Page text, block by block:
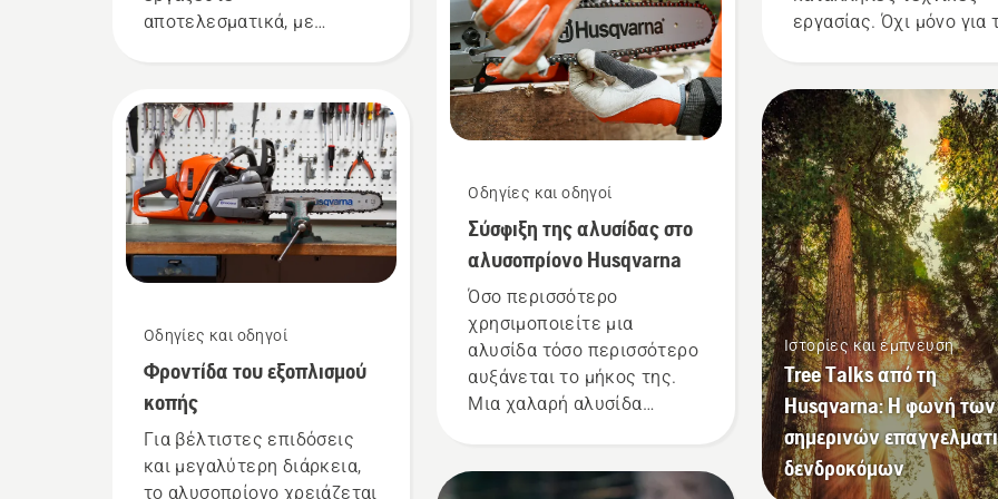
αποτελεσματικά, με
διευκολύνει τη διατήρηση
της αλυσίδας σε καλή
κατάσταση.
Οδηγίες και οδηγοί
Φροντίδα του εξοπλισμού
κοπής
Για βέλτιστες επιδόσεις
και μεγαλύτερη διάρκεια,
το αλυσοπρίονο χρειάζεται
Οδηγίες και οδηγοί
Σύσφιξη της αλυσίδας στο
αλυσοπρίονο Husqvarna
Όσο περισσότερο
χρησιμοποιείτε μια
αλυσίδα τόσο περισσότερο
αυξάνεται το μήκος της.
Μια χαλαρή αλυσίδα
σοβαρό ή ακόμα και
εργασίας. Όχι μόνο για
αλλά και για
αποτελεσματικότητα
την εργασία.
Ιστορίες και έμπνευση
Tree Talks από τη
Husqvarna: Η φωνή των
σημερινών
δενδροκόμων